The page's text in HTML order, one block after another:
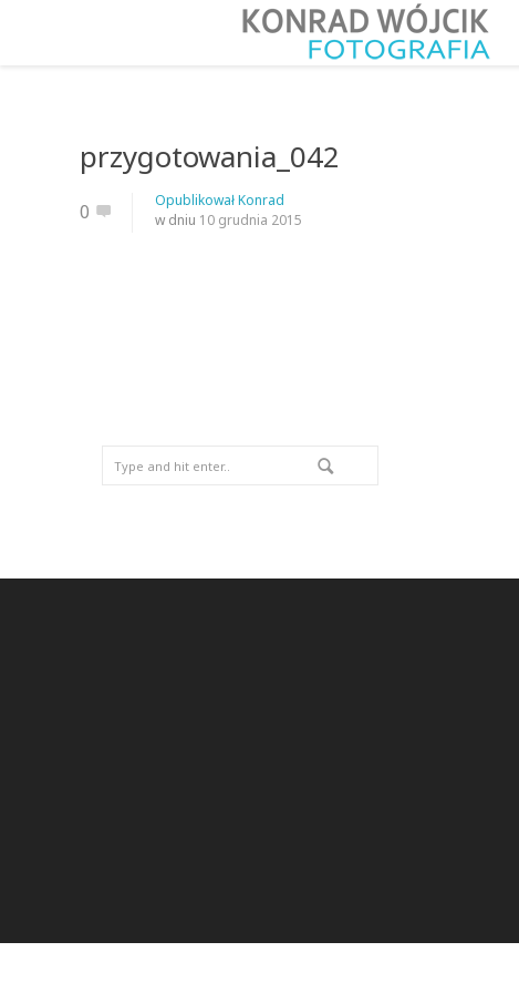
przygotowania_042
0 OpublikowałKonrad
w dniu 10 grudnia 2015